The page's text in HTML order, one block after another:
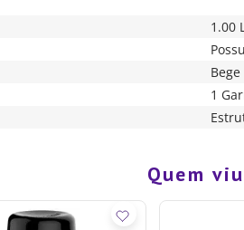
1.00 L
Bege
1
Quem